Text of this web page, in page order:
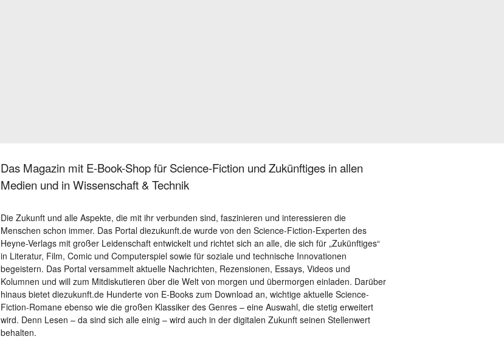
Das Magazin mit E-Book-Shop für Science-Fiction und Zukünftiges in allen
Medien und in Wissenschaft & Technik
Die Zukunft und alle Aspekte, die mit ihr verbunden sind, faszinieren und interessieren die
Menschen schon immer. Das Portal diezukunft.de wurde von den Science-Fiction-Experten des
Heyne-Verlags mit großer Leidenschaft entwickelt und richtet sich an alle, die sich für „Zukünftiges“
in Literatur, Film, Comic und Computerspiel sowie für soziale und technische Innovationen
begeistern. Das Portal versammelt aktuelle Nachrichten, Rezensionen, Essays, Videos und
Kolumnen und will zum Mitdiskutieren über die Welt von morgen und übermorgen einladen. Darüber
hinaus bietet diezukunft.de Hunderte von E-Books zum Download an, wichtige aktuelle Science-
Fiction-Romane ebenso wie die großen Klassiker des Genres – eine Auswahl, die stetig erweitert
wird. Denn Lesen – da sind sich alle einig – wird auch in der digitalen Zukunft seinen Stellenwert
behalten.